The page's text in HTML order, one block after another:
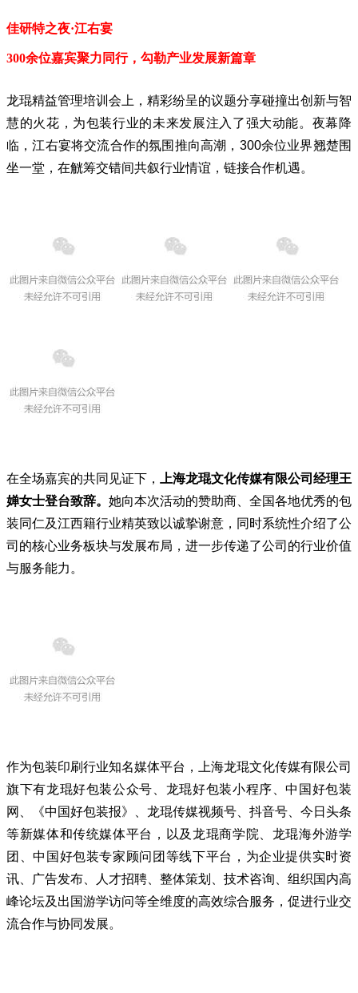
佳研特之夜·江右宴
300余位嘉宾聚力同行，勾勒产业发展新篇章
龙琨精益管理培训会上，精彩纷呈的议题分享碰撞出创新与智
慧的火花，为包装行业的未来发展注入了强大动能。夜幕降
临，江右宴将交流合作的氛围推向高潮，300余位业界翘楚围
坐一堂，在觥筹交错间共叙行业情谊，链接合作机遇。
在全场嘉宾的共同见证下，
上海龙琨文化传媒有限公司经理王
婵女士登台致辞。 她向本次活动的赞助商、全国各地优秀的包
装同仁及江西籍行业精英致以诚挚谢意， 同时系统性介绍了公
司的核心业务板块与发展布局，进一步传递了公司的行业价值
与服务能力。
作为包装印刷行业知名媒体平台，上海龙琨文化传媒有限公司
旗下有龙琨好包装公众号、龙琨好包装小程序、中国好包装
网、《中国好包装报》、龙琨传媒视频号、抖音号、今日头条
等新媒体和传统媒体平台，以及龙琨商学院、龙琨海外游学
团、中国好包装专家顾问团等线下平台，为企业提供实时资
讯、广告发布、人才招聘、整体策划、技术咨询、组织国内高
峰论坛及出国游学访问等全维度的高效综合服务，促进行业交
流合作与协同发展。